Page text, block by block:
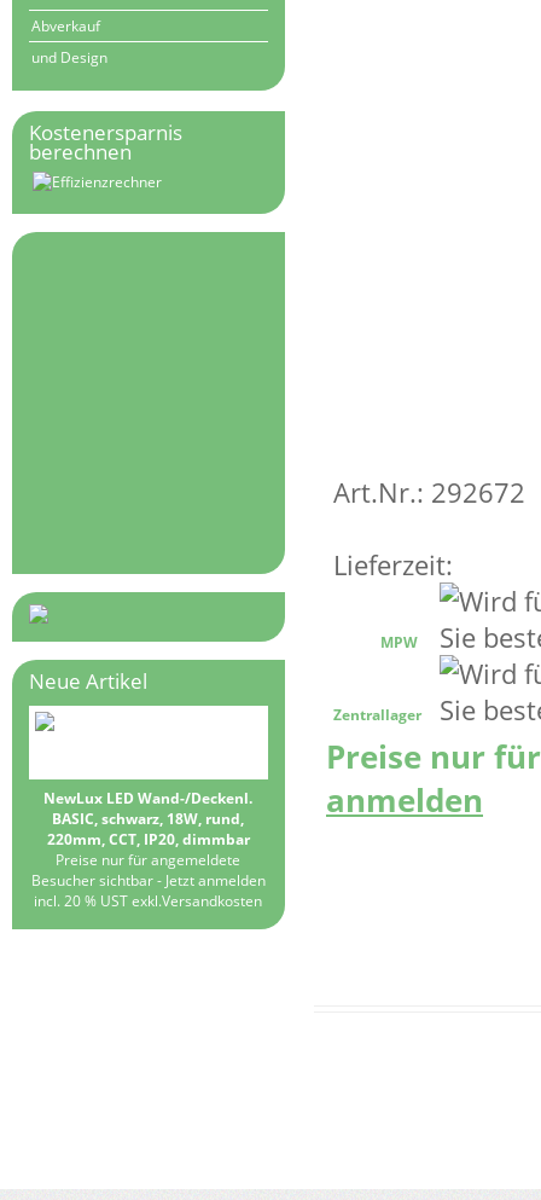
Art.Nr.: 292672
Lieferzeit:
MPW
Zentrallager
Preise nur
anmelden
Abverkauf
und Design
Kostenersparnis
berechnen
Neue Artikel
NewLux LED Wand-/Deckenl.
BASIC, schwarz, 18W, rund,
220mm, CCT, IP20, dimmbar
Preise nur für angemeldete
Besucher sichtbar - Jetzt anmelden
incl. 20 % UST exkl.Versandkosten